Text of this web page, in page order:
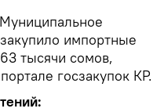
Муниципальное
импортные
тысячи сомов,
госзакупок КР.